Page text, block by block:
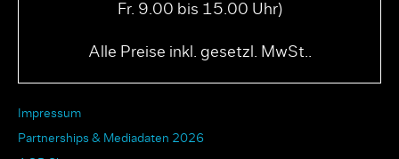
Fr. 9.00 bis 15.00 Uhr)
Alle Preise inkl. gesetzl. MwSt..
Impressum
Partnerships & Mediadaten 2026